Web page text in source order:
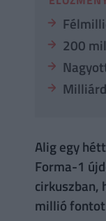
200
Alig egy
Forma-1
cirkuszban,
millió